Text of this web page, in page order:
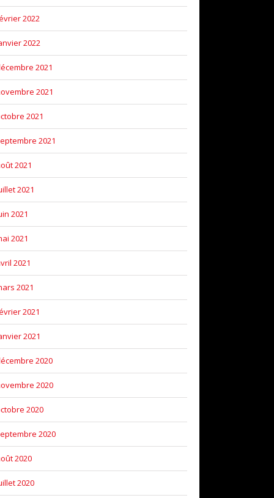
2022
2022
2021
2021
2021
2021
2021
2021
2021
2021
2021
2021
2021
2021
2020
2020
2020
2020
2020
2020